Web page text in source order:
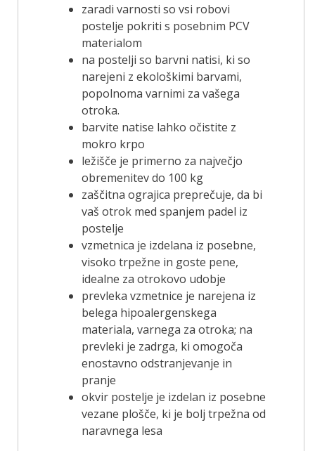
zaradi varnosti so vsi robovi
postelje pokriti s posebnim PCV
materialom
na postelji so barvni natisi, ki so
narejeni z ekološkimi barvami,
popolnoma varnimi za vašega
otroka.
barvite natise lahko očistite z
mokro krpo
ležišče je primerno za največjo
obremenitev do 100 kg
zaščitna ograjica preprečuje, da bi
vaš otrok med spanjem padel iz
postelje
vzmetnica je izdelana iz posebne,
visoko trpežne in goste pene,
idealne za otrokovo udobje
prevleka vzmetnice je narejena iz
belega hipoalergenskega
materiala, varnega za otroka; na
prevleki je zadrga, ki omogoča
enostavno odstranjevanje in
pranje
okvir postelje je izdelan iz posebne
vezane plošče, ki je bolj trpežna od
naravnega lesa